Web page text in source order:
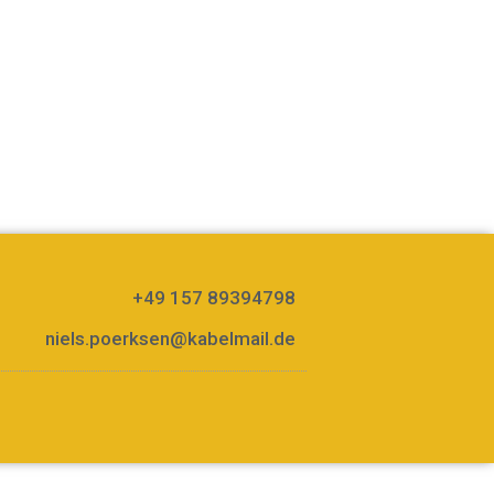
+49 157 89394798
niels.poerksen@kabelmail.de